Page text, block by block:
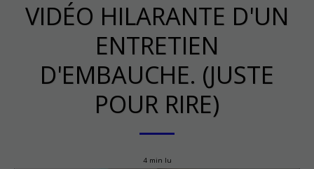
VIDÉO HILARANTE D'UN
ENTRETIEN
D'EMBAUCHE. (JUSTE
POUR RIRE)
4 min lu